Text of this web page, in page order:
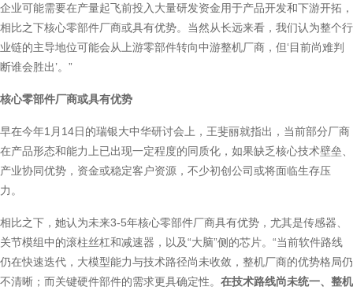
企业可能需要在产量起飞前投入大量研发资金用于产品开发和下游开拓，
相比之下核心零部件厂商或具有优势。当然从长远来看，我们认为整个行
业链的主导地位可能会从上游零部件转向中游整机厂商，但‘目前尚难判
断谁会胜出’。”
核心零部件厂商或具有优势
早在今年1月14日的瑞银大中华研讨会上，王斐丽就指出，当前部分厂商
在产品形态和能力上已出现一定程度的同质化，如果缺乏核心技术壁垒、
产业协同优势，资金或稳定客户资源，不少初创公司或将面临生存压
力。
相比之下，她认为未来3-5年核心零部件厂商具有优势，尤其是传感器、
关节模组中的滚柱丝杠和减速器，以及“大脑”侧的芯片。“当前软件路线
仍在快速迭代，大模型能力与技术路径尚未收敛，整机厂商的优势格局仍
不清晰；而关键硬件部件的需求更具确定性。 在技术路线尚未统一、整机